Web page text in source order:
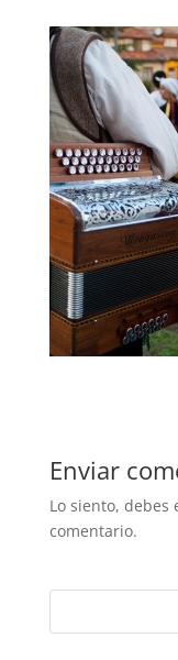
Enviar
Lo siento, debes
comentario.